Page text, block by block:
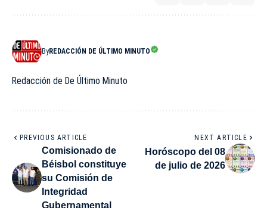
ByREDACCIÓN DE ÚLTIMO MINUTO
Redacción de De Último Minuto
PREVIOUS ARTICLE
Comisionado de
Béisbol constituye
su Comisión de
Integridad
Gubernamental
NEXT ARTICLE
Horóscopo del 08
de julio de 2026